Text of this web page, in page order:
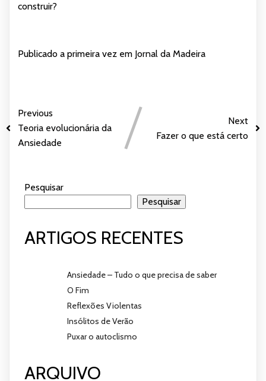
construir?
Publicado a primeira vez em Jornal da Madeira
Previous
Teoria evolucionária da
Ansiedade
Next
Fazer o que está certo
Pesquisar
Pesquisar
ARTIGOS RECENTES
Ansiedade – Tudo o que precisa de saber
O Fim
Reflexões Violentas
Insólitos de Verão
Puxar o autoclismo
ARQUIVO